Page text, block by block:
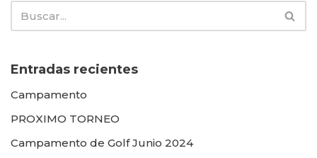
Entradas recientes
Campamento
PROXIMO TORNEO
Campamento de Golf Junio 2024